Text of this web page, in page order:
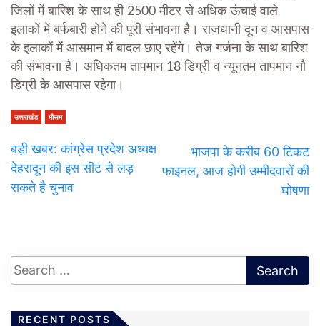
जिलों में बारिश के साथ ही 2500 मीटर से अधिक ऊंचाई वाले
इलाकों में बर्फबारी होने की पूरी संभावना है। राजधानी दून व आसपास
के इलाकों में आसमान में बादल छाए रहेंगे। तेज गर्जना के साथ बारिश
की संभावना है। अधिकतम तापमान 18 डिग्री व न्यूनतम तापमान नौ
डिग्री के आसपास रहेगा।
उत्तराखंड मौसम
बड़ी खबर: कांग्रेस प्रदेश अध्यक्ष
देहरादून की इस सीट से लड़
सकते है चुनाव
भाजपा के करीब 60 टिकट
फाइनल, आज होगी उम्मीदवारों की
घोषणा
RECENT POSTS